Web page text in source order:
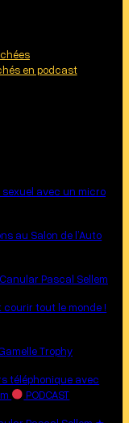
en podcast
avec un micro
au Salon de l’Auto
Pascal Sellem
courir tout le monde !
Trophy
téléphonique avec
PODCAST